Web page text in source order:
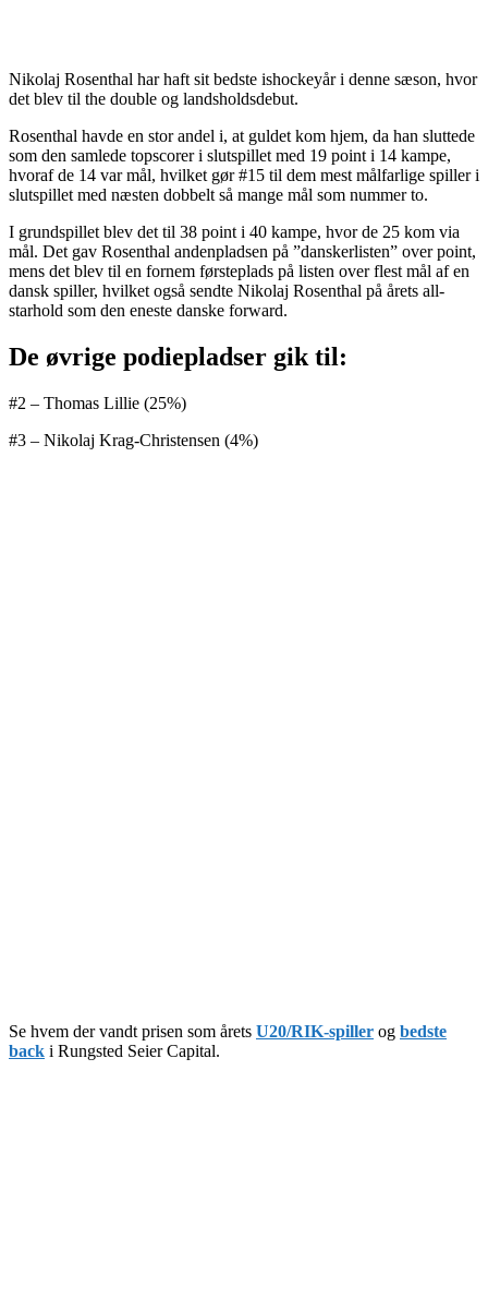
Nikolaj Rosenthal har haft sit bedste ishockeyår i denne sæson, hvor
det blev til the double og landsholdsdebut.
Rosenthal havde en stor andel i, at guldet kom hjem, da han sluttede
som den samlede topscorer i slutspillet med 19 point i 14 kampe,
hvoraf de 14 var mål, hvilket gør #15 til dem mest målfarlige spiller i
slutspillet med næsten dobbelt så mange mål som nummer to.
I grundspillet blev det til 38 point i 40 kampe, hvor de 25 kom via
mål. Det gav Rosenthal andenpladsen på ”danskerlisten” over point,
mens det blev til en fornem førsteplads på listen over flest mål af en
dansk spiller, hvilket også sendte Nikolaj Rosenthal på årets all-
starhold som den eneste danske forward.
De øvrige podiepladser gik til:
#2 – Thomas Lillie (25%)
#3 – Nikolaj Krag-Christensen (4%)
Se hvem der vandt prisen som årets U20/RIK-spiller og bedste
back i Rungsted Seier Capital.